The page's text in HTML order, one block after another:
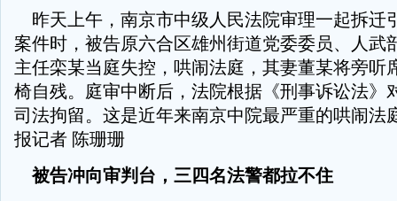
昨天上午，南京市中级人民法院审理一起拆迁
案件时，被告原六合区雄州街道党委委员、人武
主任栾某当庭失控，哄闹法庭，其妻董某将旁听
椅自残。庭审中断后，法院根据《刑事诉讼法》
司法拘留。这是近年来南京中院最严重的哄闹法
报记者 陈珊珊
被告冲向审判台，三四名法警都拉不住